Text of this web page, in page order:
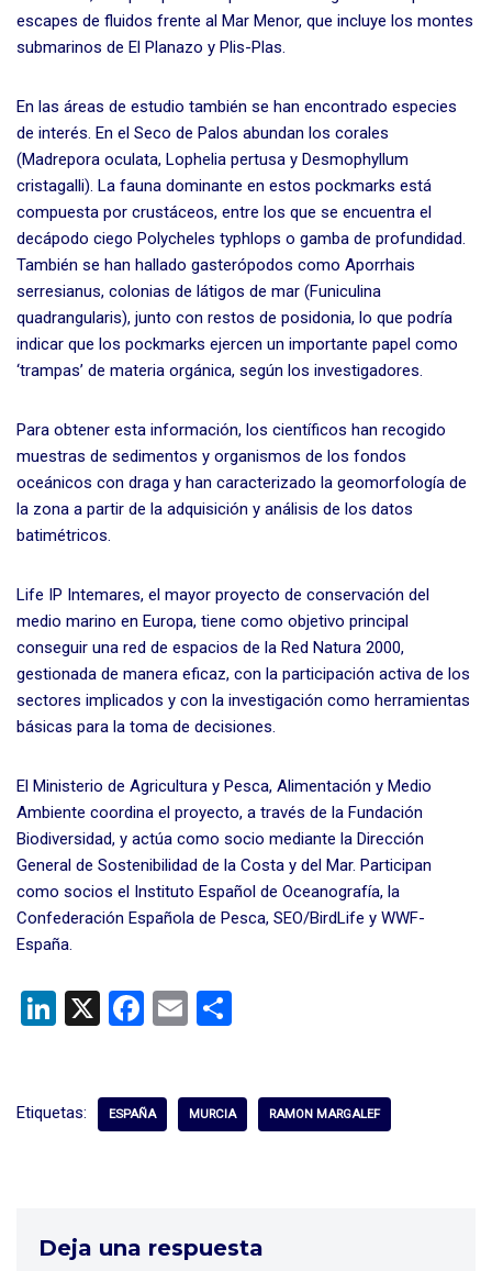
escapes de fluidos frente al Mar Menor, que incluye los montes
submarinos de El Planazo y Plis-Plas.
En las áreas de estudio también se han encontrado especies
de interés. En el Seco de Palos abundan los corales
(Madrepora oculata, Lophelia pertusa y Desmophyllum
cristagalli). La fauna dominante en estos pockmarks está
compuesta por crustáceos, entre los que se encuentra el
decápodo ciego Polycheles typhlops o gamba de profundidad.
También se han hallado gasterópodos como Aporrhais
serresianus, colonias de látigos de mar (Funiculina
quadrangularis), junto con restos de posidonia, lo que podría
indicar que los pockmarks ejercen un importante papel como
‘trampas’ de materia orgánica, según los investigadores.
Para obtener esta información, los científicos han recogido
muestras de sedimentos y organismos de los fondos
oceánicos con draga y han caracterizado la geomorfología de
la zona a partir de la adquisición y análisis de los datos
batimétricos.
Life IP Intemares, el mayor proyecto de conservación del
medio marino en Europa, tiene como objetivo principal
conseguir una red de espacios de la Red Natura 2000,
gestionada de manera eficaz, con la participación activa de los
sectores implicados y con la investigación como herramientas
básicas para la toma de decisiones.
El Ministerio de Agricultura y Pesca, Alimentación y Medio
Ambiente coordina el proyecto, a través de la Fundación
Biodiversidad, y actúa como socio mediante la Dirección
General de Sostenibilidad de la Costa y del Mar. Participan
como socios el Instituto Español de Oceanografía, la
Confederación Española de Pesca, SEO/BirdLife y WWF-
España.
Li
dI
X
F
b
E
p
Etiquetas: ESPAÑA MURCIA RAMON MARGALEF
Deja una respuesta